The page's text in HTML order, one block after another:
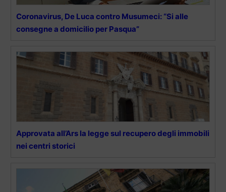
Coronavirus, De Luca contro Musumeci: “Si alle
consegne a domicilio per Pasqua”
Approvata all’Ars la legge sul recupero degli immobili
nei centri storici